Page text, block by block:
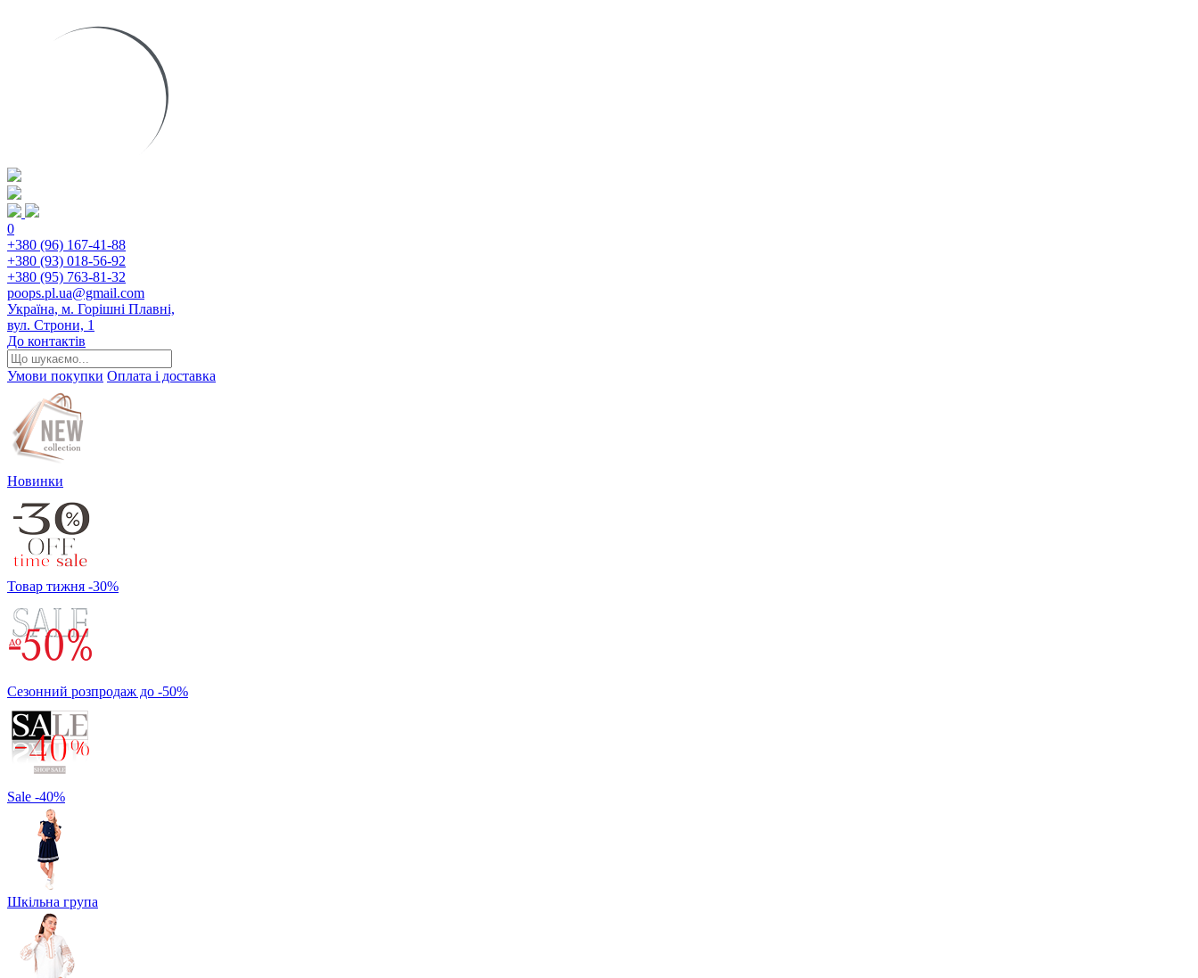
0
+380 (96) 167-41-88
+380 (93) 018-56-92
+380 (95) 763-81-32
poops.pl.ua@gmail.com
Україна, м. Горішні Плавні,
вул. Строни, 1
До контактів
Умови покупки Оплата і доставка
Новинки
Товар тижня -30%
Сезонний розпродаж до -50%
Sale -40%
Шкільна група